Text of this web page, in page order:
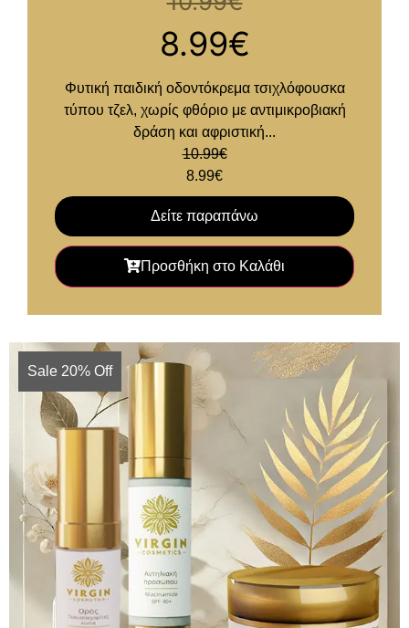
8.99€
Φυτική παιδική οδοντόκρεμα τσιχλόφουσκα
τύπου τζελ, χωρίς φθόριο με αντιμικροβιακή
δράση και αφριστική...
10.99€
8.99€
Δείτε παραπάνω
Προσθήκη στο Καλάθι
Sale 20% Off